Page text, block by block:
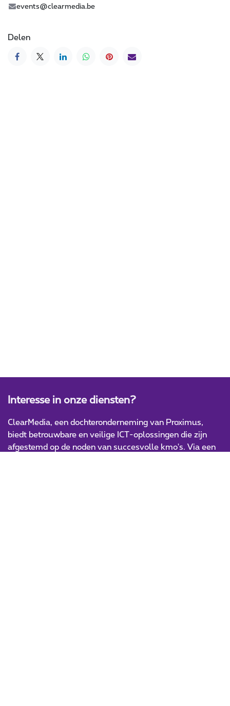
events@clearmedia.be
Delen
Interesse in onze diensten?
ClearMedia, een dochteronderneming van Proximus,
biedt betrouwbare en veilige ICT-oplossingen die zijn
afgestemd op de noden van succesvolle kmo's. Via een